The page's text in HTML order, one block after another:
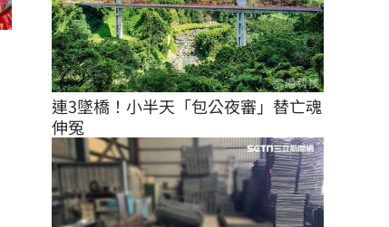
連3墜橋！小半天「包公夜審」替亡魂
伸冤